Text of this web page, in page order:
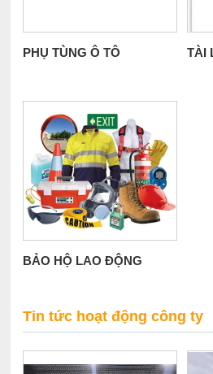
PHỤ TÙNG Ô TÔ TÀI
BẢO HỘ LAO ĐỘNG
Tin tức hoạt động công ty